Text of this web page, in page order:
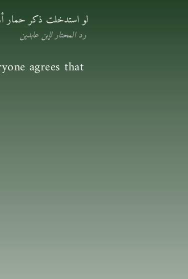
لو استدخلت ذكر حمار
رد المحتار لإبن عابدين
agrees that